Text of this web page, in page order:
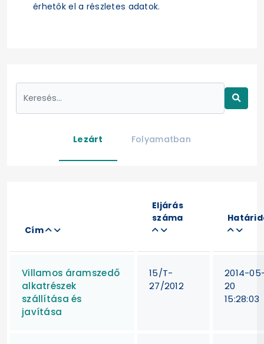
érhetők el a részletes adatok.
Lezárt Folyamatban
Cím
Eljárás
száma
Villamos áramszedő
alkatrészek
szállítása és
javítása
15/T-
27/2012
2014-
20
15:28:03